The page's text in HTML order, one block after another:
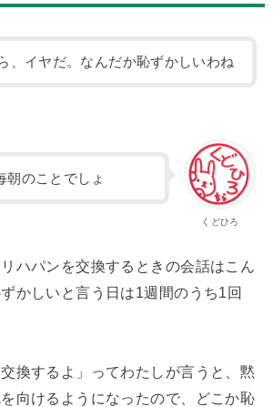
、イヤだ。なんだか恥ずかしいわね
くどひろ
朝のことでしょ
ハパンを交換するときの会話はこん
かしいと言う日は1週間のうち1回
換するよ」ってわたしが言うと、黙
向けるようになったので、どこか恥